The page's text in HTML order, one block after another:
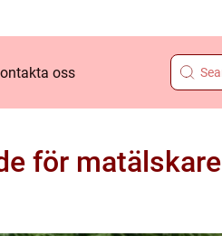
oss
för matälskare